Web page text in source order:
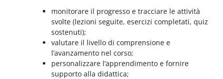
monitorare il progresso e tracciare le attività
svolte (lezioni seguite, esercizi completati, quiz
sostenuti);
valutare il livello di comprensione e
l’avanzamento nel corso;
personalizzare l’apprendimento e fornire
supporto alla didattica;